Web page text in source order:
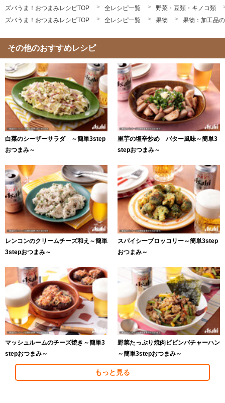
ズバうま！おつまみレシピTOP
全レシピ一覧
野菜・豆類・キノコ類
ズバうま！おつまみレシピTOP
全レシピ一覧 果物 果物：加工品
その他のおすすめレシピ
白菜のシーザーサラダ ～簡単3step
おつまみ～
里芋の塩辛炒め バター風味～簡単3
stepおつまみ～
レンコンのクリームチーズ和え～簡単
3stepおつまみ～
スパイシーブロッコリー～簡単3step
おつまみ～
マッシュルームのチーズ焼き～簡単3
stepおつまみ～
野菜たっぷり焼肉ビビンバチャーハン
～簡単3stepおつまみ～
もっと見る